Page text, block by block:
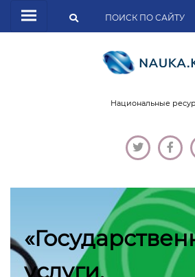
Национальные
услуги,